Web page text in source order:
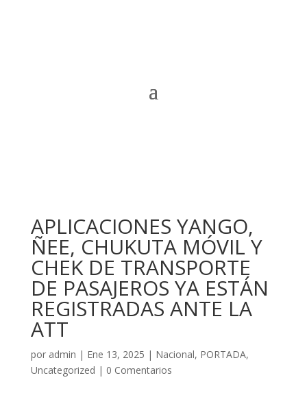
APLICACIONES YANGO,
ÑEE, CHUKUTA MÓVIL Y
CHEK DE TRANSPORTE
DE PASAJEROS YA ESTÁN
REGISTRADAS ANTE LA
ATT
por admin | Ene 13, 2025 | Nacional, PORTADA,
Uncategorized | 0 Comentarios